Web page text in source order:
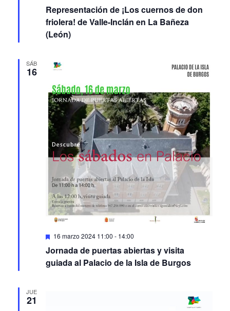
Featured
15 marzo 2024 20:30-22:00
Representación de ¡Los cuernos de don
friolera! de Valle-Inclán en La Bañeza
SÁB
Featured
16 marzo 2024 11:00-14:00
Jornada de puertas abiertas y visita
JUE